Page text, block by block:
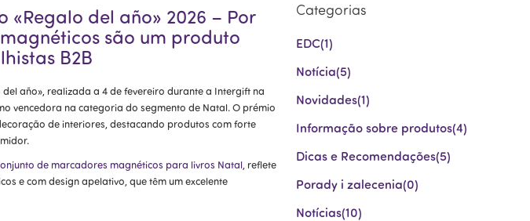
del año» 2026 – Por
são um produto
B2B
año», realizada a 4 de fevereiro durante a Intergift na
vencedora na categoria do segmento de Natal. O prémio
de interiores, destacando produtos com forte
de marcadores magnéticos para livros Natal , reflete
e com design apelativo, que têm um excelente
Categorias
EDC(1)
Notícia(5)
Novidades(1)
Informação sobre produtos(4)
Dicas e Recomendações(5)
Porady i zalecenia(0)
Notícias(10)